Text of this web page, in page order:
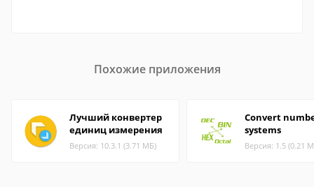
Похожие приложения
Лучший конвертер
единиц измерения
Версия: 10.3.1 (3.71 МБ)
Convert
systems
Версия: 1.5 (0.21